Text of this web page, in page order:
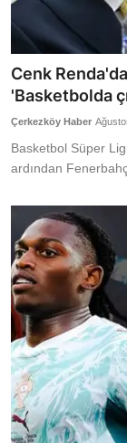
Cenk
'Basketbolda
Çerkezköy Haber
Basketbol Süper
ardından